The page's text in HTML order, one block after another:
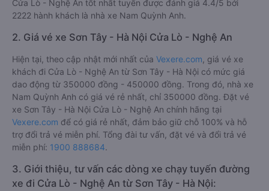
Cửa Lò - Nghệ An tốt nhất tuyến được đánh giá 4.4/5 bởi
2222 hành khách là nhà xe Nam Quỳnh Anh.
2. Giá vé xe Sơn Tây - Hà Nội Cửa Lò - Nghệ An
Hiện tại, theo cập nhật mới nhất của Vexere.com , giá vé xe
khách đi Cửa Lò - Nghệ An từ Sơn Tây - Hà Nội có mức giá
dao động từ 350000 đồng - 450000 đồng. Trong đó, nhà xe
Nam Quỳnh Anh có giá vé rẻ nhất, chỉ 350000 đồng. Đặt vé
xe Sơn Tây - Hà Nội Cửa Lò - Nghệ An chính hãng tại
Vexere.com để có giá rẻ nhất, đảm bảo giữ chỗ 100% và hỗ
trợ đổi trả vé miễn phí. Tổng đài tư vấn, đặt vé và đổi trả vé
miễn phí: 1900 888684.
3. Giới thiệu, tư vấn các dòng xe chạy tuyến đường
xe đi Cửa Lò - Nghệ An từ Sơn Tây - Hà Nội: